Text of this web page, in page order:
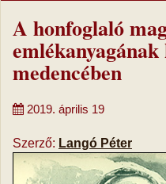
A honfoglaló
medencében
2019. április 19
Szerző: Langó Péter